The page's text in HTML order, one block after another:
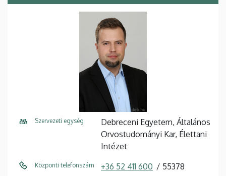
Szervezeti egység
Debreceni Egyetem, Általános
Orvostudományi Kar, Élettani
Intézet
Központi telefonszám +36 52 411 600 55378